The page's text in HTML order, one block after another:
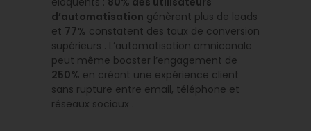
d’automatisation génèrent plus de leads
et 77% constatent des taux de conversion
supérieurs . L’automatisation omnicanale
peut même booster l’engagement de
250% en créant une expérience client
sans rupture entre email, téléphone et
réseaux sociaux .